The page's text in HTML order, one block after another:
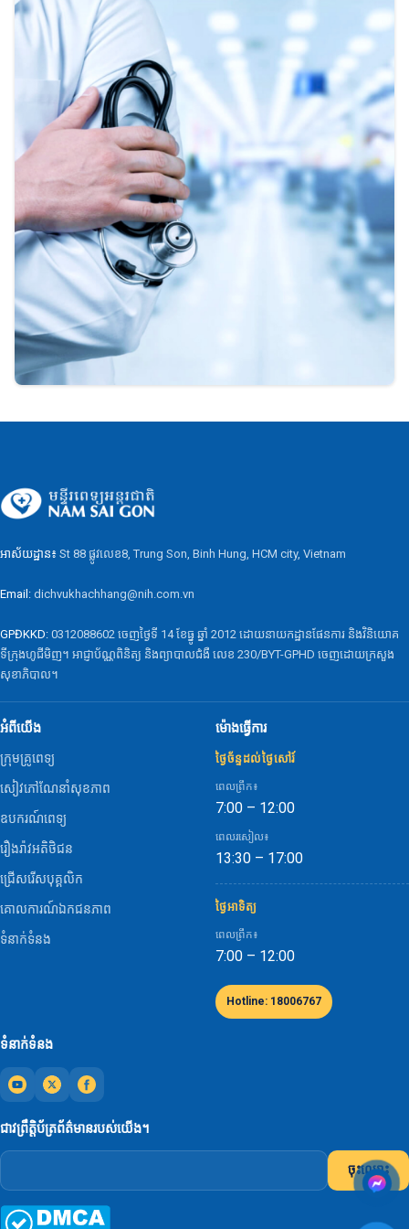
អាស័យដ្ឋាន៖ St 88 ផ្លូវលេខ8, Trung Son, Binh Hung, HCM city, Vietnam
Email: dichvukhachhang@nih.com.vn
GPĐKKD: 0312088602 ចេញថ្ងៃទី 14 ខែធ្នូ ឆ្នាំ 2012 ដោយនាយកដ្ឋានផែនការ និងវិនិយោគ
ទីក្រុងហូជីមិញ។ អាជ្ញាប័ណ្ណពិនិត្យ និងព្យាបាលជំងឺ លេខ 230/BYT-GPHD ចេញដោយក្រសួង
សុខាភិបាល។
ទំនាក់ទំនង
អំពីយើង
ក្រុមគ្រូពេទ្យ
សៀវភៅណែនាំសុខភាព
ឧបករណ៍ពេទ្យ
រឿងរ៉ាវអតិថិជន
ជ្រើសរើសបុគ្គលិក
គោលការណ៍ឯកជនភាព
ទំនាក់ទំនង
ម៉ោងធ្វើការ
ថ្ងៃច័ន្ទដល់ថ្ងៃសៅរ៍
ពេលព្រឹក៖
7:00 – 12:00
ពេលរសៀល៖
13:30 – 17:00
ថ្ងៃអាទិត្យ
ពេលព្រឹក៖
7:00 – 12:00
Hotline: 18006767
ជាវព្រឹត្តិប័ត្រព័ត៌មានរបស់យើង។
ចុះឈ្មោះ